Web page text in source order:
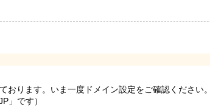
ります。いま一度ドメイン設定をご確認ください。
」です）